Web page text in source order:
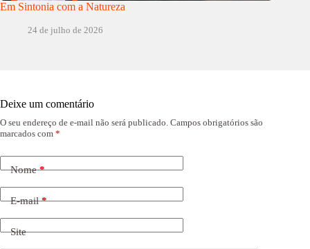
Em Sintonia com a Natureza
24 de julho de 2026
Deixe um comentário
O seu endereço de e-mail não será publicado. Campos obrigatórios são
marcados com *
Nome*
E-mail*
Site